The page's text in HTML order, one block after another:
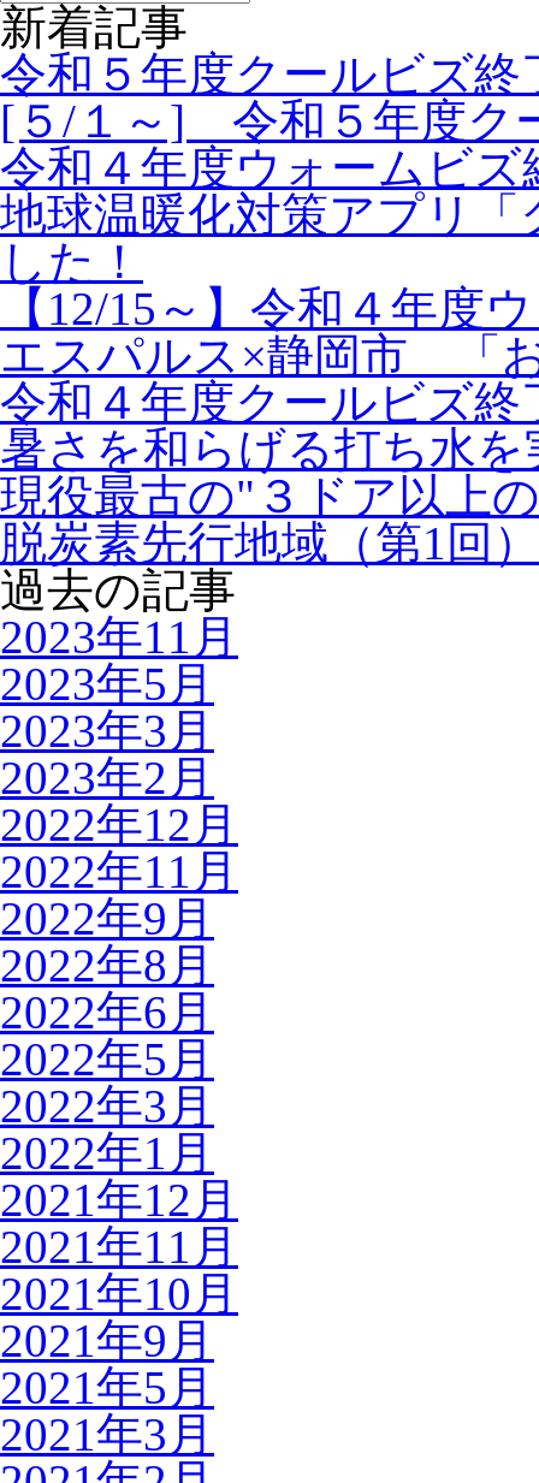
新着記事
令和５年度クールビズ
[５/１～] 令和５年度ク
令和４年度ウォームビ
地球温暖化対策アプリ
した！
【12/15～】令和４年度
エスパルス×静岡市 「
令和４年度クールビズ
暑さを和らげる打ち水
現役最古の"３ドア以上
脱炭素先行地域（第1回
過去の記事
2023年11月
2023年5月
2023年3月
2023年2月
2022年12月
2022年11月
2022年9月
2022年8月
2022年6月
2022年5月
2022年3月
2022年1月
2021年12月
2021年11月
2021年10月
2021年9月
2021年5月
2021年3月